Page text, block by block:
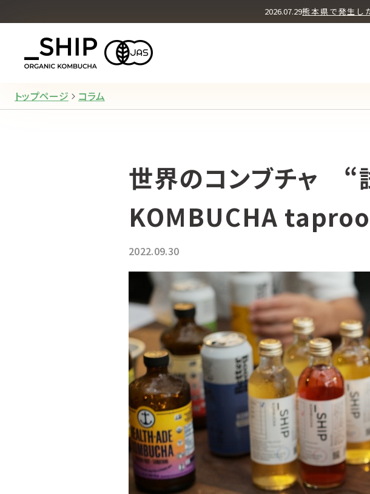
2026.07.29熊本県で発生し
ユズ ヘッズ
What's KOMBUCHA How We
トップページ コラム
世界のコンブチャ “
KOMBUCHA
2022.09.30